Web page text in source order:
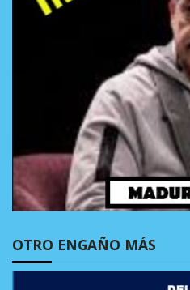
OTRO ENGAÑO MÁS